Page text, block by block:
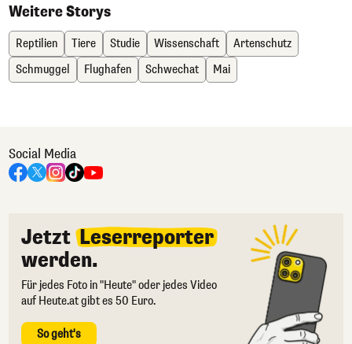
Weitere Storys
Reptilien Tiere Studie Wissenschaft
Artenschutz
Schmuggel
Flughafen Schwechat Mai
Social Media
Jetzt Leserreporter
werden.
Für jedes Foto in "Heute" oder jedes Video
auf Heute.at gibt es 50 Euro.
So geht's